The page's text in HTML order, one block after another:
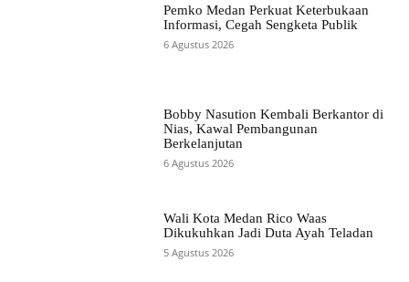
Pemko Medan Perkuat Keterbukaan
Informasi, Cegah Sengketa Publik
6 Agustus 2026
Bobby Nasution Kembali Berkantor di
Nias, Kawal Pembangunan
Berkelanjutan
6 Agustus 2026
Wali Kota Medan Rico Waas
Dikukuhkan Jadi Duta Ayah Teladan
5 Agustus 2026